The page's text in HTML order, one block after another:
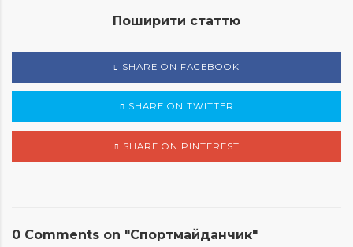
Поширити статтю
SHARE ON FACEBOOK
SHARE ON TWITTER
SHARE ON PINTEREST
0 Comments on "Спортмайданчик"